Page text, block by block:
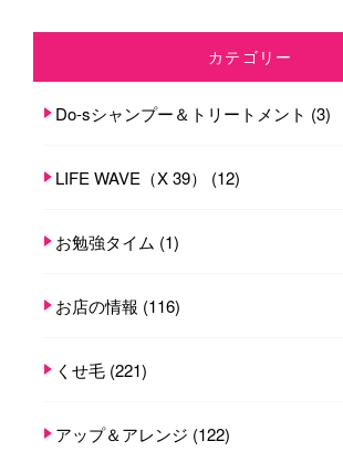
カテゴリー
Do-sシャンプー＆トリートメント (3)
LIFE WAVE（X 39） (12)
お勉強タイム (1)
お店の情報 (116)
くせ毛 (221)
アップ＆アレンジ (122)